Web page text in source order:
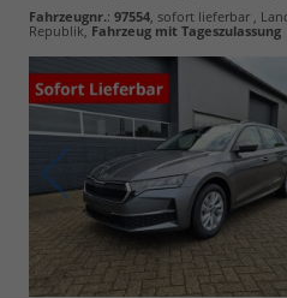
Fahrzeugnr.: 97554 sofort lieferbar ,
Republik, Fahrzeug mit Tageszulassung